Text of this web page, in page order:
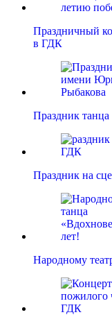
Праздничный
в ГДК
Праздник
Праздник на
Народному